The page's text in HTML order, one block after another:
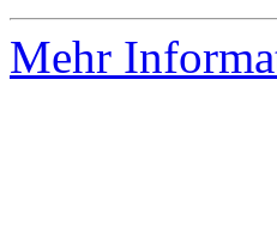
Mehr